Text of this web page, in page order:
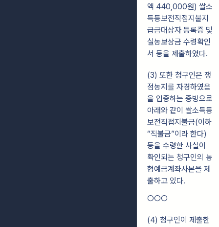
액 440,000원) 쌀소
득등보전직접지불지
급금대상자 등록증 및
실농보상금 수령확인
서 등을 제출하였다.
(3) 또한 청구인은 쟁
점농지를 자경하였음
을 입증하는 증빙으로
아래와 같이 쌀소득등
보전직접지불금(이하
“직불금”이라 한다)
등을 수령한 사실이
확인되는 청구인의 농
협예금계좌사본을 제
출하고 있다.
○○○
(4) 청구인이 제출한